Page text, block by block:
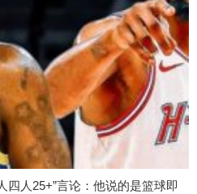
四人25+”言论：他说的是篮球即